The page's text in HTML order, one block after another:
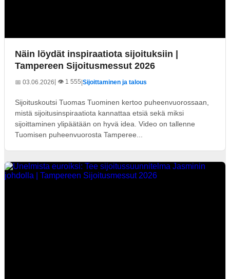
Näin löydät inspiraatiota sijoituksiin |
Tampereen Sijoitusmessut 2026
📅 03.06.2026| 👁️ 1 555 Sijoittaminen ja talous
Sijoituskoutsi Tuomas Tuominen kertoo puheenvuorossaan,
mistä sijoitusinspiraatiota kannattaa etsiä sekä miksi
sijoittaminen ylipäätään on hyvä idea. Video on tallenne
Tuomisen puheenvuorosta Tamperee...